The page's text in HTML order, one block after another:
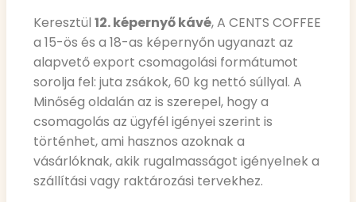
Keresztül 12. képernyő kávé, A CENTS COFFEE
a 15-ös és a 18-as képernyőn ugyanazt az
alapvető export csomagolási formátumot
sorolja fel: juta zsákok, 60 kg nettó súllyal. A
Minőség oldalán az is szerepel, hogy a
csomagolás az ügyfél igényei szerint is
történhet, ami hasznos azoknak a
vásárlóknak, akik rugalmasságot igényelnek a
szállítási vagy raktározási tervekhez.